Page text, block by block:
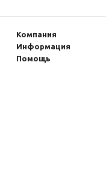
Компания
Информация
Помощь